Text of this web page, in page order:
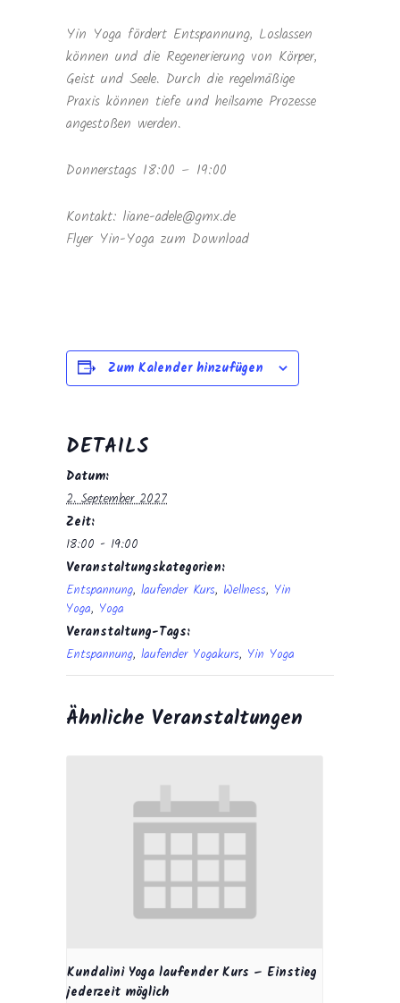
Yin Yoga fördert Entspannung, Loslassen
können und die Regenerierung von Körper,
Geist und Seele. Durch die regelmäßige
Praxis können tiefe und heilsame Prozesse
angestoßen werden.
Donnerstags 18:00 – 19:00
Kontakt: liane-adele@gmx.de
Flyer Yin-Yoga zum Download
Zum Kalender hinzufügen
DETAILS
Datum:
2. September 2027
Zeit:
18:00 - 19:00
Veranstaltungskategorien:
Entspannung, laufender Kurs, Wellness, Yin
Yoga, Yoga
Veranstaltung-Tags:
Entspannung, laufender Yogakurs, Yin Yoga
Ähnliche Veranstaltungen
Kundalini Yoga laufender Kurs – Einstieg
jederzeit möglich